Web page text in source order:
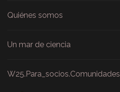
Quiénes somos
Un mar de ciencia
W25.Para_socios.Comunidades